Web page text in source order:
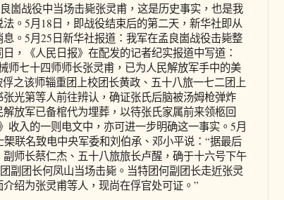
战役中当场击毙张灵甫，这是历史事实，也是我
。5月18日，即战役结束后的第二天，新华社即从
。5月25日新华社报道：我军在孟良崮战役击毙整
，《人民日报》在配发的记者纪实报道中写道：
师七十四师师长张灵甫，已为人民解放军手中的美
之该师辎重团上校团长黄政、五十八旅一七二团上
光第等人前往辨认，确证张氏后脑被汤姆枪弹炸
放军已备棺代为埋葬，以待张氏家属前来领柩回
收入的一则电文中，亦可进一步明确这一事实。5月
联名致电中央军委和刘伯承、邓小平说：“据最后
师长蔡仁杰、五十八旅旅长卢醒，确于十六号下午
副团长何凤山当场击毙。当特团何副团长走近张灵
绍为张灵甫等人，现尚在俘官处可证。”